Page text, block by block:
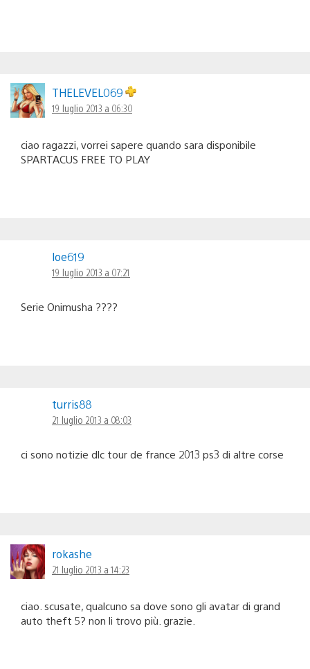
THELEVEL069
19 luglio 2013 a 06:30
ciao ragazzi, vorrei sapere quando sara disponibile
SPARTACUS FREE TO PLAY
loe619
19 luglio 2013 a 07:21
Serie Onimusha ????
turris88
21 luglio 2013 a 08:03
ci sono notizie dlc tour de france 2013 ps3 di altre corse
rokashe
21 luglio 2013 a 14:23
ciao. scusate, qualcuno sa dove sono gli avatar di grand
auto theft 5? non li trovo più. grazie.